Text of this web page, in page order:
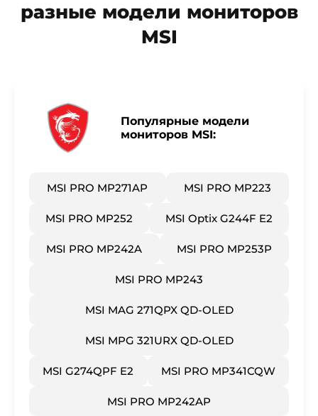
разные модели мониторов
MSI
Популярные модели
мониторов MSI:
MSI PRO MP271AP ​MSI PRO MP223
​MSI PRO MP252 ​MSI Optix G244F E2
​MSI PRO MP242A ​MSI PRO MP253P
​MSI PRO MP243
​MSI MAG 271QPX QD-OLED
​MSI MPG 321URX QD-OLED
​MSI G274QPF E2 ​MSI PRO MP341CQW
​MSI PRO MP242AP